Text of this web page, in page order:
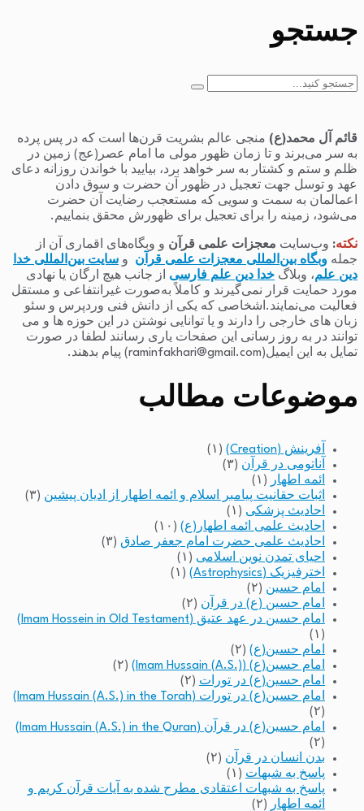
جستجو
جستجو
قائم آل محمد(ع) منجی عالم بشریت قرن‌ها است که در پس پرده
به سر می‌برند و تا زمان ظهور مولی ما امام عصر(عج) زمین در
ظلم و ستم و کشتار به سر خواهد برد، بیایید با خواندن روزانه دعای
عهد و توسل جهت تعجیل در ظهور آن حضرت و سوق دادن
اعمالمان به سمت و سویی که مستعجب رضایت آن حضرت
می‌شود، زمینه را برای تعجیل برای ظهورش محقق بنماییم.
نکته: وب‌سایت معجزات علمی قرآن و وبگاه‌های اقماری آن از
جمله وبگاه بین‌المللی معجزات علمی قرآن و سایت بین‌المللی خدا
دین علم، وبلاگ خدا دین علم فارسی از جانب هیچ ارگان یا نهادی
مورد حمایت قرار نمی‌گیرند و کاملاً به‌صورت غیرانتفاعی و مستقل
فعالیت می‌نمایند.اشخاصی که یکی از دانش فنی وردپرس و سئو
زبان های خارجی را دارند و یا توانایی نوشتن در این حوزه ها و می
توانند در به روز رسانی این صفحات یاری رسانند لطفا در صورت
تمایل به این ایمیل(raminfakhari@gmail.com) پیام بدهند.
موضوعات مطالب
آفرینش (Creation)
(۱)
آناتومی در قرآن (۳)
ائمه اطهار
(۱)
اثبات حقانیت پیامبر اسلام و ائمه اطهار از ادیان پیشین (۳)
احادیث پزشکی (۱)
احادیث علمی ائمه اطهار(ع) (۱۰)
احادیث علمی حضرت امام جعفر صادق (۳)
احیای تمدن نوین اسلامی (۱)
اخترفیزیک (Astrophysics)
(۱)
امام حسین (۲)
امام حسین (ع) در قرآن (۲)
امام حسین در عهد عتیق (Imam Hossein in Old Testament)
(۱)
امام حسین(ع) (۲)
امام حسین(ع) (Imam Hussain (A.S.))
(۲)
امام حسین(ع) در تورات (۲)
امام حسین(ع) در تورات (Imam Hussain (A.S.) in the Torah)
(۲)
امام حسین(ع) در قرآن (Imam Hussain (A.S.) in the Quran)
(۲)
بدن انسان در قرآن (۲)
پاسخ به شبهات (۱)
پاسخ به شبهات اعتقادی مطرح شده به آیات قرآن کریم و
ائمه اطهار
(۲)